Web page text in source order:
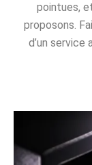
pointues,
proposons.
d’un